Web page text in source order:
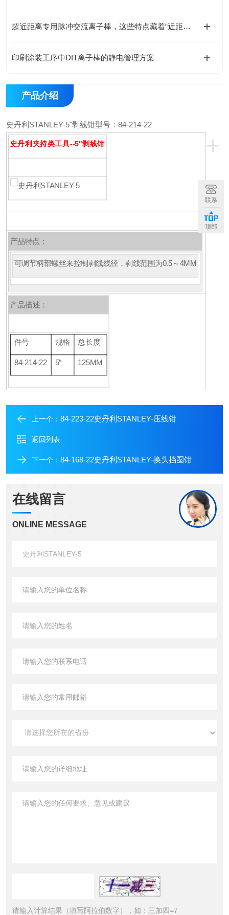
超近距离专用脉冲交流离子棒，这些特点藏着“近距离高效”的关键！
印刷涂装工序中DIT离子棒的静电管理方案
产品介绍
史丹利STANLEY-5"剥线钳型号：84-214-22
+
史丹利夹持类工具--5"剥线钳
产品特点：
可调节柄部螺丝来控制剥线线径，剥线范围为0.5～4MM
产品描述：
件号 规格 总长度
84-214-22 5″ 125MM
上一个： 84-223-22史丹利STANLEY-压线钳
返回列表
下一个： 84-168-22史丹利STANLEY-换头挡圈钳
在线留言
ONLINE MESSAGE
请输入计算结果（填写阿拉伯数字），如：三加四=7
联系
顶部